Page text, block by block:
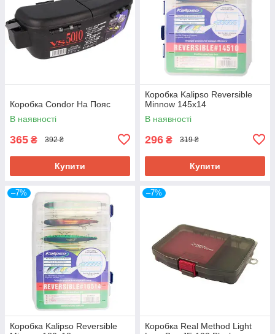
Коробка Condor На Пояс
В наявності
365 ₴ 392 ₴
Купити
Коробка Kalipso Reversible
Minnow 145х14
В наявності
296 ₴ 319 ₴
Купити
–7%
Коробка Kalipso Reversible
–7%
Коробка Real Method Light